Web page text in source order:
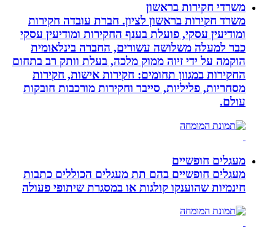
משרדי חקירות בראשון
משרד חקירות בראשון לציון. חברת עובדה חקירות
ומודיעין עסקי, פועלת בענף החקירות ומודיעין עסקי
כבר למעלה משלושה עשורים, החברה בינלאומית
הוקמה על ידי זיוה ממוק מלכה, בעלת וותק רב בתחום
החקירות במגוון תחומים: חקירות אישות, חקירות
מסחריות, פליליות, סייבר וחקירות מורכבות חובקות
עולם.
מעגלים חופשיים
מעגלים חופשיים בהם תת מעגלים הכוללים כתבות
חינמיות שהוענקו קולגות או במסגרת שיתופי פעולה